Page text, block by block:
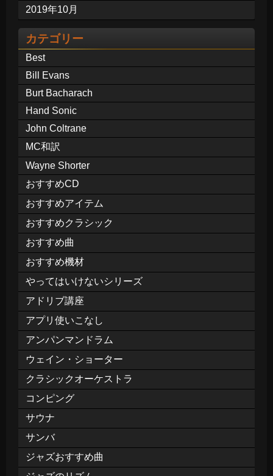
2019年10月
カテゴリー
Best
Bill Evans
Burt Bacharach
Hand Sonic
John Coltrane
MC和訳
Wayne Shorter
おすすめCD
おすすめアイテム
おすすめクラシック
おすすめ曲
おすすめ機材
やってはいけないシリーズ
アドリブ講座
アプリ使いこなし
アンパンマンドラム
ウェイン・ショーター
クラシックオーケストラ
コンピング
サウナ
サンバ
ジャズおすすめ曲